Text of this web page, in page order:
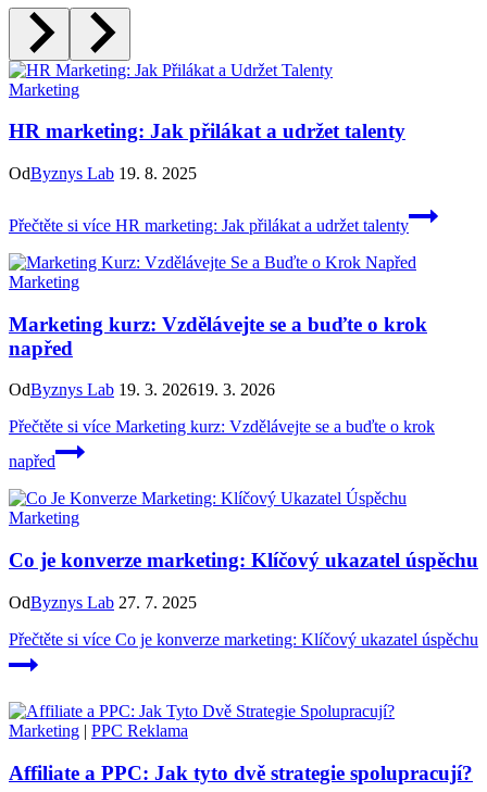
Marketing
HR marketing: Jak přilákat a udržet talenty
OdByznys Lab 19. 8. 2025
Přečtěte si více HR marketing: Jak přilákat a udržet talenty
Marketing
Marketing kurz: Vzdělávejte se a buďte o krok
napřed
OdByznys Lab 19. 3. 202619. 3. 2026
Přečtěte si více Marketing kurz: Vzdělávejte se a buďte o krok
napřed
Marketing
Co je konverze marketing: Klíčový ukazatel úspěchu
OdByznys Lab 27. 7. 2025
Přečtěte si více Co je konverze marketing: Klíčový ukazatel úspěchu
Marketing | PPC Reklama
Affiliate a PPC: Jak tyto dvě strategie spolupracují?